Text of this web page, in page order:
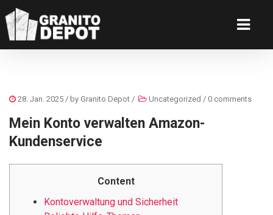
28. Jan. 2025 / by Granito Depot / Uncategorized / 0 comments
Mein Konto verwalten Amazon-
Kundenservice
Content
Kontoverwaltung und Sicherheit